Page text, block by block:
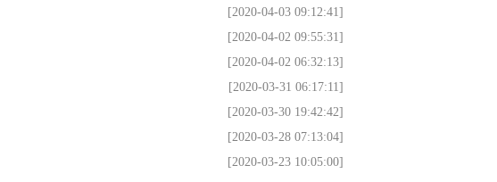
[2020-04-03 09:12:41]
[2020-04-02 09:55:31]
[2020-04-02 06:32:13]
[2020-03-31 06:17:11]
[2020-03-30 19:42:42]
[2020-03-28 07:13:04]
[2020-03-23 10:05:00]